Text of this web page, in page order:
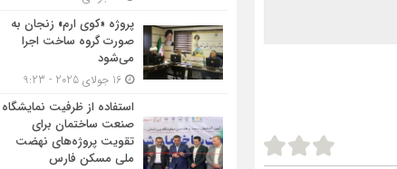
پروژه «کوی ارم» زنجان به
صورت گروه ساخت اجرا
می‌شود
استفاده از ظرفیت نمایشگاه
صنعت ساختمان برای
تقویت پروژه‌های نهضت
ملی مسکن فارس